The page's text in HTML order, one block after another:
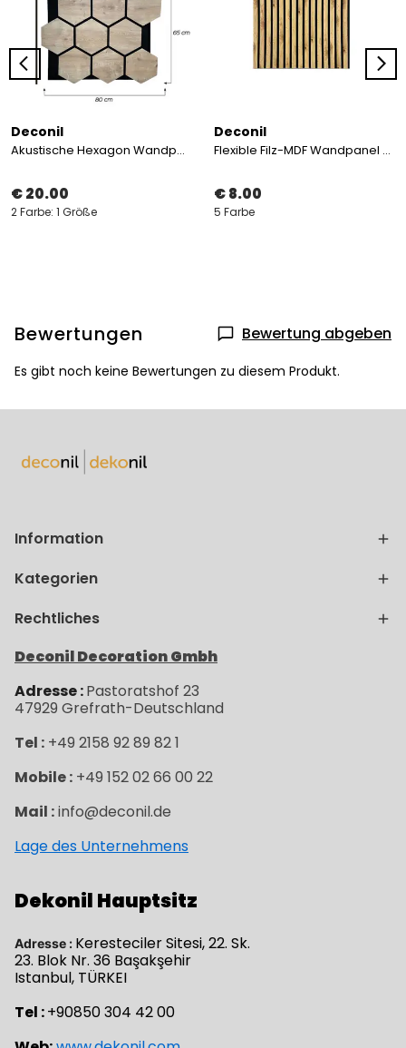
Deconil
Akustische Hexagon Wandpaneel 65*80 cm
€ 20.00
2 Farbe: 1 Größe
Deconil
Flexible Filz-MDF Wandpanel 60*60 cm
€ 8.00
5 Farbe
Bewertungen Bewertung abgeben
Es gibt noch keine Bewertungen zu diesem Produkt.
Information
Kategorien
Rechtliches
Deconil Decoration Gmbh
Adresse :Pastoratshof 23
47929 Grefrath-Deutschland
Tel : +49 2158 92 89 82 1
Mobile : +49 152 02 66 00 22
Mail :info@deconil.de
Lage des Unternehmens
Dekonil Hauptsitz
Adresse : Keresteciler Sitesi, 22. Sk.
23. Blok Nr. 36 Başakşehir
Istanbul, TÜRKEI
Tel :+90850 304 42 00